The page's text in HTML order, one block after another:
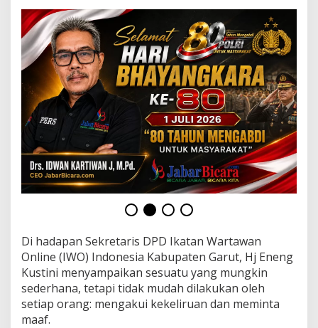
m
u
k
a
n
n
y
a
,
d
n
P
e
r
s
M
Di hadapan Sekretaris DPD Ikatan Wartawan
Online (IWO) Indonesia Kabupaten Garut, Hj Eneng
Kustini menyampaikan sesuatu yang mungkin
sederhana, tetapi tidak mudah dilakukan oleh
setiap orang: mengakui kekeliruan dan meminta
maaf.